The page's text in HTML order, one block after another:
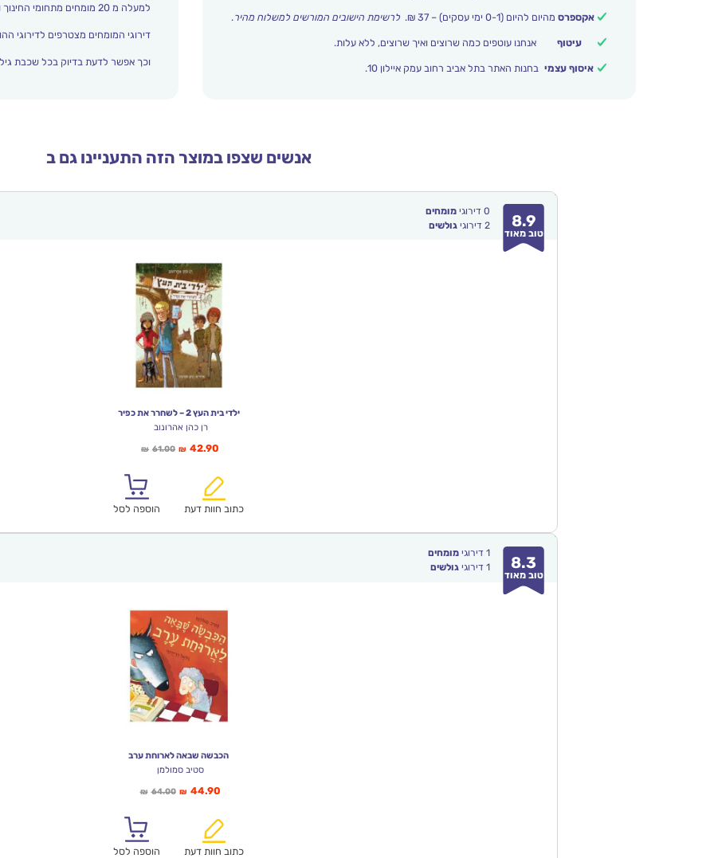
אקספרס מהיום להיום (0-1 ימי עסקים) – 37 ₪. לרשימת הישובים המורשים למשלוח מהיר.
עיטוף אנחנו עוטפים כמה שרוצים ואיך שרוצים, ללא עלות.
איסוף עצמי בחנות האתר בתל אביב רחוב עמק איילון 10.
למעלה מ 20 מומחים מתחומי החינוך והתפתחות הילד מדרגים אצלנו כל הזמן את עולם הילדים.
דירוגי המומחים מצטרפים לדירוגי
וכך אפשר לדעת בדיוק בכל שכבת
אנשים שצפו במוצר הזה התעניינו גם ב
8.9
טוב מאוד
0 דירוגימומחים
2 דירוגיגולשים
ילדי בית העץ 2 – לשחרר את כפיר
רן כהן אהרונוב
₪ 61.00המחיר
₪61.00.
₪ 42.90
הוא:
כתוב חוות דעת
הוספה לסל
8.3
טוב מאוד
1 דירוגימומחים
1 דירוגיגולשים
הכבשה שבאה לארוחת ערב
סטיב סמולמן
₪ 64.00המחיר
₪64.00.
₪ 44.90המחיר
הוא:
כתוב חוות דעת
הוספה לסל